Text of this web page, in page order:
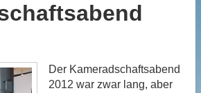
Der Kameradschaftsabend
2012 war zwar lang, aber